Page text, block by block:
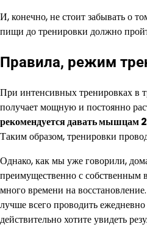
И, конечно, не стоит забывать о
пищи до тренировки должно
Правила, режим
При интенсивных тренировках в
получает мощную и постоянно
рекомендуется давать мышцам
Таким образом, тренировки
Однако, как мы уже говорили,
преимущественно с
много времени на
лучше всего проводить
действительно хотите увидеть